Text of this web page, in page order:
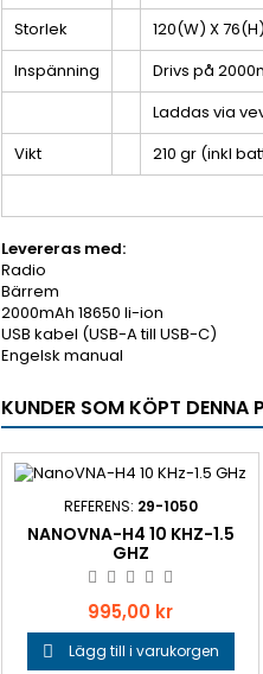
Storlek
120(W) X
Inspänning
Drivs på
Laddas via
Vikt
210 gr (inkl
Levereras med:
Radio
Bärrem
2000mAh 18650 li-ion
USB kabel (USB-A till USB-C)
Engelsk manual
KUNDER SOM KÖPT DENNA
REFERENS: 29-1050
NANOVNA-H4 10 KHZ-1.5
GHZ
Pris
995,00 kr
 Lägg till i varukorgen